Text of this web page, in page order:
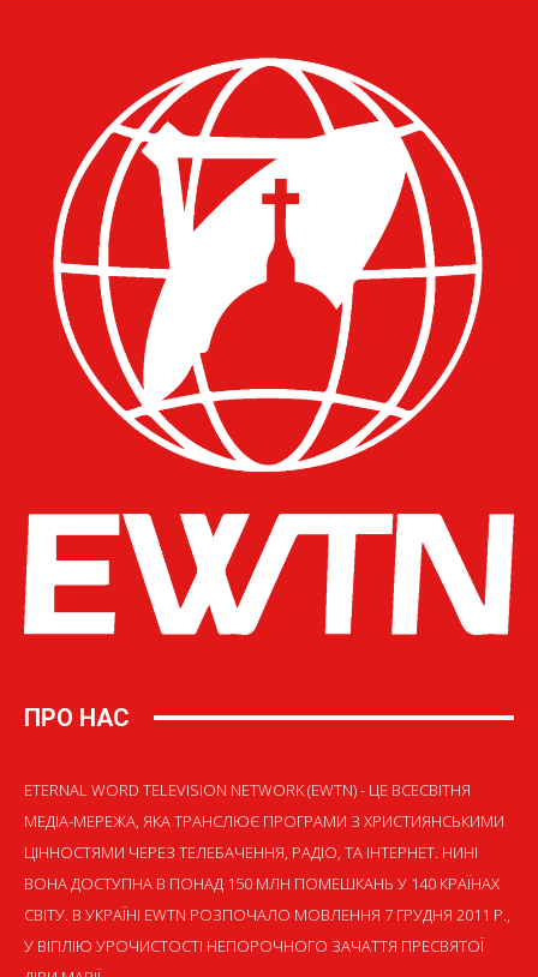
ПРО НАС
ETERNAL WORD TELEVISION NETWORK (EWTN) - ЦЕ ВСЕСВІТНЯ
МЕДІА-МЕРЕЖА, ЯКА ТРАНСЛЮЄ ПРОГРАМИ З ХРИСТИЯНСЬКИМИ
ЦІННОСТЯМИ ЧЕРЕЗ ТЕЛЕБАЧЕННЯ, РАДІО, ТА ІНТЕРНЕТ. НИНІ
ВОНА ДОСТУПНА В ПОНАД 150 МЛН ПОМЕШКАНЬ У 140 КРАЇНАХ
СВІТУ. В УКРАЇНІ EWTN РОЗПОЧАЛО МОВЛЕННЯ 7 ГРУДНЯ 2011 Р.,
У ВІГІЛІЮ УРОЧИСТОСТІ НЕПОРОЧНОГО ЗАЧАТТЯ ПРЕСВЯТОЇ